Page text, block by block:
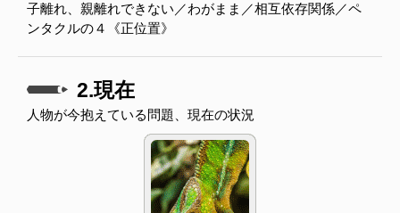
子離れ、親離れできない／わがまま／相互依存関係／ペ
ンタクルの４《正位置》
2.現在
人物が今抱えている問題、現在の状況